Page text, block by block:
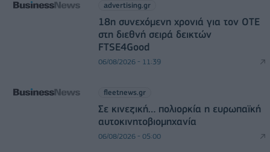
advertising.gr
18η συνεχόμενη χρονιά για τον ΟΤΕ
στη διεθνή σειρά δεικτών
FTSE4Good
06/08/2026 - 11:39
fleetnews.gr
Σε κινεζική… πολιορκία η ευρωπαϊκή
αυτοκινητοβιομηχανία
06/08/2026 - 05:00